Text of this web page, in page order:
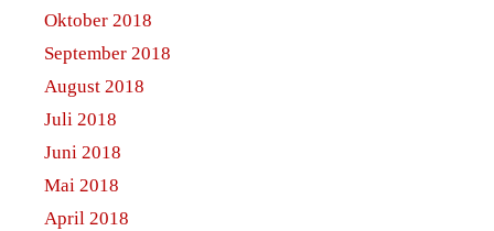
Oktober 2018
September 2018
August 2018
Juli 2018
Juni 2018
Mai 2018
April 2018